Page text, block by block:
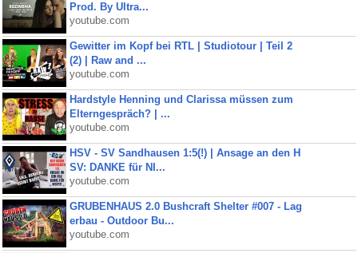
Prod. By Ultra...
youtube.com
Gewitter im Kopf bei RTL | Studiotour | Teil 2
(2) | Raw and ...
youtube.com
Hardstyle Henning und Clarissa müssen zum
Elterngespräch? | ...
youtube.com
HSV - SV Sandhausen 1:5(!) | Ansage an den H
SV: DANKE für NI...
youtube.com
GRUBENHAUS 2.0 Bushcraft Shelter #007 - Lag
erbau - Outdoor Bu...
youtube.com